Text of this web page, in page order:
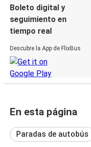
Boleto digital y
seguimiento en
tiempo real
Descubre la App de FlixBus
En esta página
Paradas de autobús